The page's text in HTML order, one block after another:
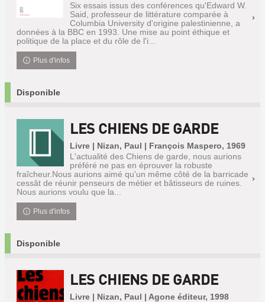
Six essais issus des conférences qu'Edward W.
Said, professeur de littérature comparée à
Columbia University d'origine palestinienne, a
données à la BBC en 1993. Une mise au point éthique et
politique de la place et du rôle de l'i...
Plus d'infos
Disponible
LES CHIENS DE GARDE
Livre | Nizan, Paul | François Maspero, 1969
L'actualité des Chiens de garde, nous aurions
préféré ne pas en éprouver la robuste
fraîcheur.Nous aurions aimé qu'un même côté de la barricade
cessât de réunir penseurs de métier et bâtisseurs de ruines.
Nous aurions voulu que la...
Plus d'infos
Disponible
LES CHIENS DE GARDE
Livre | Nizan, Paul | Agone éditeur, 1998